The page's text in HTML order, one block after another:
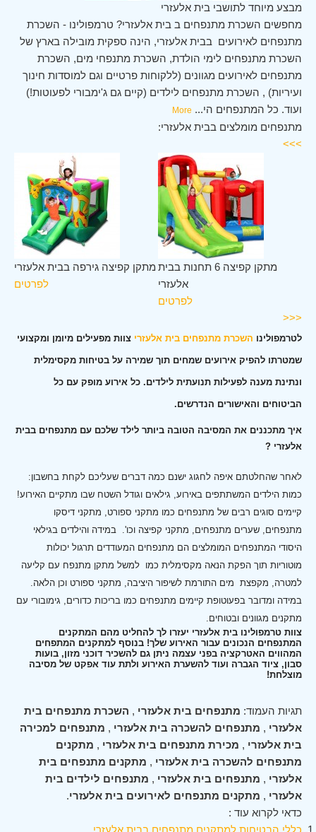
מבצע מיוחד לתושבי בית אלעזרי
מחפשים השכרת מתנפחים ב בית אלעזרי? טרמפולינו - השכרת
מתנפחים לאירועים בבית אלעזרי, הינה ספקית מובילה בארץ של
השכרת מתנפחים לימי הולדת, השכרת מתנפחי מים, השכרת
מתנפחים לאירועים מגוונים (ללקוחות פרטיים וגם למוסדות חינוך
ועיריות) , השכרת מתנפחים לילדים (קיים גם ג'ימבורי לפעוטות!)
ועוד. כל המתנפחים הי...
More
מתנפחים מומלצים בבית אלעזרי:
>>>
מתקן קפיצה גירפה בבית אלעזרי
לפרטים
מתקן קפיצה 6 תחנות בבית
אלעזרי
לפרטים
<<<
לטרמפולינו השכרת מתנפחים בית אלעזרי צוות מפעילים מיומן ומקצועי
שמטרתו להפיק אירועים שמחים תוך שמירה על בטיחות מקסימלית
ונתינת מענה לפעילות תנועתית לילדים. כל אירוע מופק עם כל
הביטוחים והאישורים הנדרשים.
איך מתכננים את המסיבה הטובה ביותר לילד שלכם עם מתנפחים בבית
אלעזרי ?
לאחר שהחלטתם איפה לחגוג ישנם כמה דברים שעליכם לקחת בחשבון:
כמות הילדים המשתתפים באירוע, גילאים וגודל השטח שבו מתקיים האירוע!
קיימים סוגים רבים של מתנפחים כמו מתקני ספורט, מתקני דיסקו
מתנפחים, שערים מתנפחים, מתקני קפיצה וכו'. במידה והילדים בגילאי
היסודי המתנפחים המומלצים הם מתנפחים המעודדים תרגול יכולות
מוטוריות תוך הפקת הנאה מקסימלית כמו למשל מתקן מתנפח עם קליעה
למטרה, מקפצת מים התורמת לשיפור היציבה, מתקני ספורט וכן הלאה.
במידה ומדובר בפעוטופת קיימים מתנפחים כמו בריכות כדורים, גימובורי עם
מתקנים מגוונים ובטוחים.
צוות טרמפולינו בית אלעזרי יעזרו לך להחליט מהם המתקנים
המתנפחים הנכונים עבור האירוע שלך! בנוסף למתקנים המתפחים
המהווים האטרקציה בפני עצמה ניתן גם להשכיר דוכני מזון, בועות
סבון, ציוד הגברה ועוד להשערת האירוע ולתת עוד אפקט של מסיבה
מוצלחת!
תגיות העמוד: מתנפחים בית אלעזרי , השכרת מתנפחים בית
אלעזרי , מתנפחים להשכרה בית אלעזרי , מתנפחים למכירה
בית אלעזרי , מכירת מתנפחים בית אלעזרי , מתקנים
מתנפחים להשכרה בית אלעזרי , מתקנים מתנפחים בית
אלעזרי , מתנפחים בית אלעזרי , מתנפחים לילדים בית
אלעזרי , מתקנים מתנפחים לאירועים בית אלעזרי.
כדאי לקרוא עוד :
כללי הבטיחות למתקנים מתנפחים בבית אלעזרי